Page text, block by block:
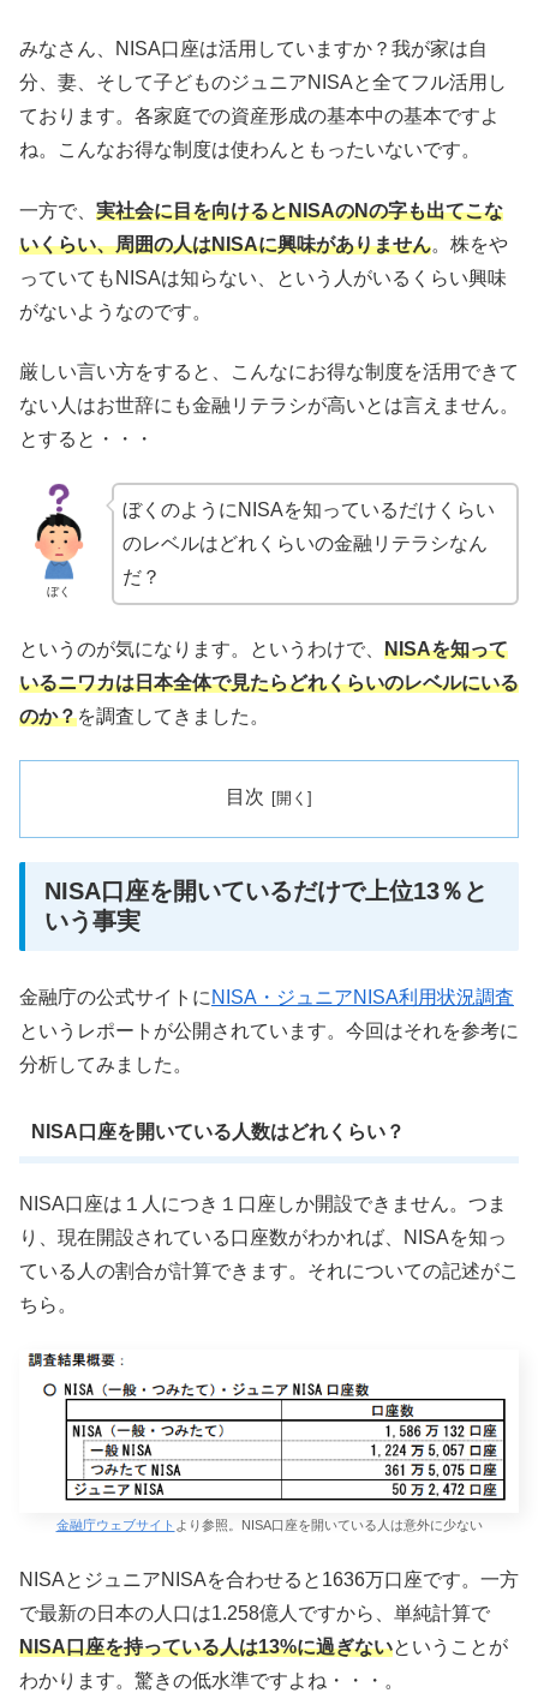
みなさん、NISA口座は活用していますか？我が家は自
分、妻、そして子どものジュニアNISAと全てフル活用し
ております。各家庭での資産形成の基本中の基本ですよ
ね。こんなお得な制度は使わんともったいないです。
一方で、 実社会に目を向けるとNISAのNの字も出てこな
いくらい、周囲の人はNISAに興味がありません。株をや
っていてもNISAは知らない、という人がいるくらい興味
がないようなのです。
厳しい言い方をすると、こんなにお得な制度を活用できて
ない人はお世辞にも金融リテラシが高いとは言えません。
とすると・・・
ぼく
ぼくのようにNISAを知っているだけくらい
のレベルはどれくらいの金融リテラシなん
だ？
というのが気になります。というわけで、 NISAを知って
いるニワカは日本全体で見たらどれくらいのレベルにいる
のか？を調査してきました。
目次
NISA口座を開いているだけで上位13％と
いう事実
金融庁の公式サイトにNISA・ジュニアNISA利用状況調査
というレポートが公開されています。今回はそれを参考に
分析してみました。
NISA口座を開いている人数はどれくらい？
NISA口座は１人につき１口座しか開設できません。つま
り、現在開設されている口座数がわかれば、NISAを知っ
ている人の割合が計算できます。それについての記述がこ
ちら。
金融庁ウェブサイト より参照。NISA口座を開いている人は意外に少ない
NISAとジュニアNISAを合わせると1636万口座です。一方
で最新の日本の人口は1.258億人ですから、単純計算で
NISA口座を持っている人は13%に過ぎないということが
わかります。驚きの低水準ですよね・・・。